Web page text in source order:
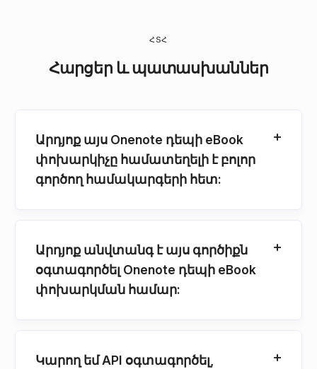
ՀՏՀ
Հարցեր և պատասխաններ
Արդյոք այս Onenote դեպի eBook
փոխարկիչը համատեղելի է բոլոր
գործող համակարգերի հետ:
Արդյոք անվտանգ է այս գործիքն
օգտագործել Onenote դեպի eBook
փոխարկման համար:
Կարող եմ API օգտագործել,